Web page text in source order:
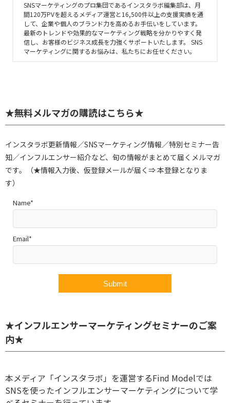
SNSマーケティングのプロ集団であるインスタラボ編集部は、月
間120万PVを超えるメディア運営と16,500件以上の支援実績を通
して、企業や個人のブランド力を高めるお手伝いをしています。
最新のトレンドや効果的なマーケティング戦略を分かりやすく発
信し、お客様のビジネス成長を力強くサポートいたします。 SNS
マーケティングに関するお悩みは、私たちにお任せください。
★無料メルマガの購読はこちら★
インスタラボ更新情報／SNSマーケティング情報／特別セミナー告
知／インフルエンサー紹介など、旬の情報がまとめて届くメルマガ
です。（★情報入力後、仮登録メールが届く⇒ 本登録となりま
す）
Name*
Email*
★インフルエンサーマーケティングセミナーのご案
内★
本メディア「インスタラボ」を運営するFind Modelでは
SNSを使ったインフルエンサーマーケティングについて学